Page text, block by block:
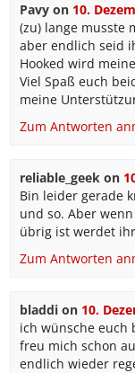
Pavyon 10.
(zu) lange musste
aber endlich seid
Hooked wird
Viel Spaß euch
meine
Zum Antworten
reliable_geekon
Bin leider gerade
und so. Aber
übrig ist werdet
Zum Antworten
bladdion 10.
ich wünsche euch
freu mich schon
endlich wieder